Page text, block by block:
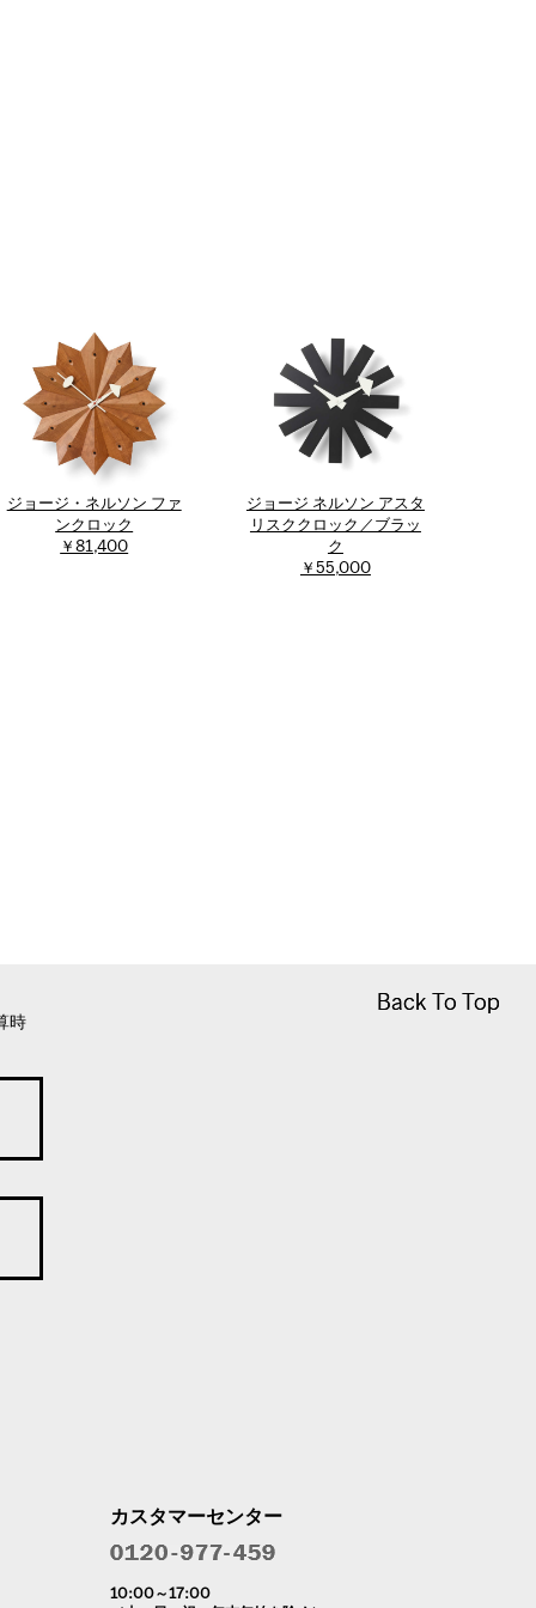
ジョージ・ネルソン ファ
ンクロック
￥81,400
ジョージ ネルソン アスタ
リスククロック／ブラッ
ク
￥55,000
Back To Top
Back To Top
時
カスタマーセンター
10:00～17:00